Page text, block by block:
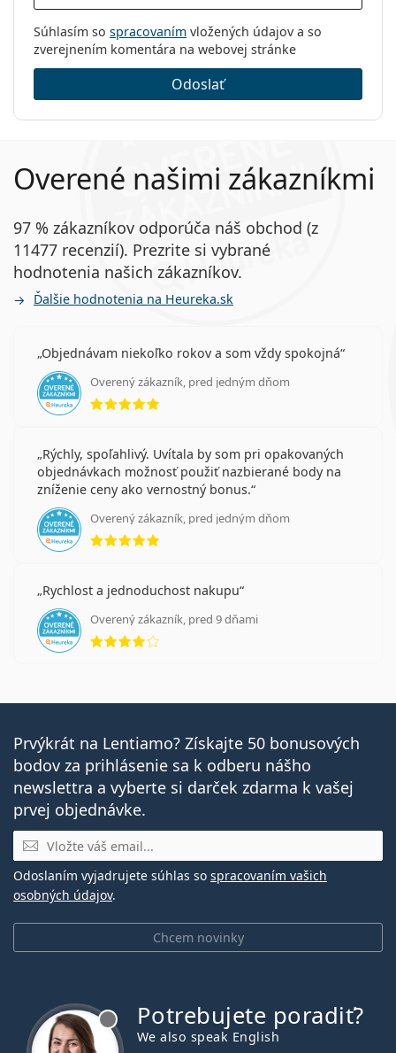
Súhlasím so spracovaním vložených údajov a so
zverejnením komentára na webovej stránke
Odoslať
Overené našimi zákazníkmi
97 % zákazníkov odporúča náš obchod (z
11477 recenzií). Prezrite si vybrané
hodnotenia našich zákazníkov.
Ďalšie hodnotenia na Heureka.sk
Objednávam niekoľko rokov a som vždy spokojná
Overený zákazník, pred jedným dňom
hodnotenie 5 z 5
Rýchly, spoľahlivý. Uvítala by som pri opakovaných
objednávkach možnosť použiť nazbierané body na
zníženie ceny ako vernostný bonus.
Overený zákazník, pred jedným dňom
hodnotenie 5 z 5
Rychlost a jednoduchost nakupu
Overený zákazník, pred 9 dňami
hodnotenie 4 z 5
Prvýkrát na Lentiamo? Získajte 50 bonusových
bodov za prihlásenie sa k odberu nášho
newslettra a vyberte si darček zdarma k vašej
prvej objednávke.
E-mail
Chcem novinky
Odoslaním vyjadrujete súhlas so spracovaním vašich
osobných údajov.
Potrebujete poradiť?
We also speak English